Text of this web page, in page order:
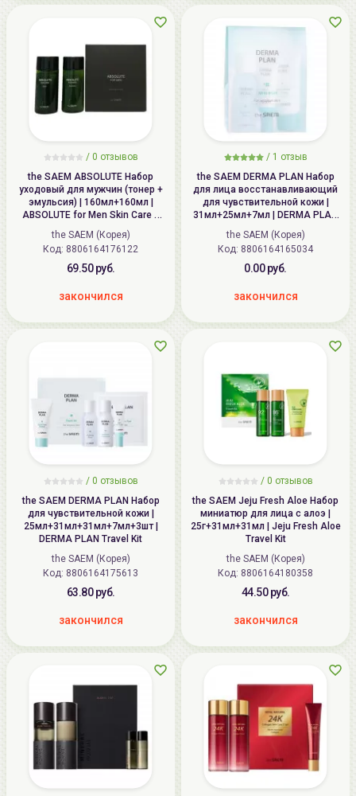
/ 0 отзывов
the SAEM ABSOLUTE Набор
уходовый для мужчин (тонер +
эмульсия) | 160мл+160мл |
ABSOLUTE for Men Skin Care 2
Set
the SAEM (Корея)
Код: 8806164176122
69.50 руб.
закончился
/ 1 отзыв
the SAEM DERMA PLAN Набор
для лица восстанавливающий
для чувствительной кожи |
31мл+25мл+7мл | DERMA PLAN
Mini 3 Set
the SAEM (Корея)
Код: 8806164165034
0.00 руб.
закончился
/ 0 отзывов
the SAEM DERMA PLAN Набор
для чувствительной кожи |
25мл+31мл+31мл+7мл+3шт |
DERMA PLAN Travel Kit
the SAEM (Корея)
Код: 8806164175613
63.80 руб.
закончился
/ 0 отзывов
the SAEM Jeju Fresh Aloe Набор
миниатюр для лица с алоэ |
25г+31мл+31мл | Jeju Fresh Aloe
Travel Kit
the SAEM (Корея)
Код: 8806164180358
44.50 руб.
закончился